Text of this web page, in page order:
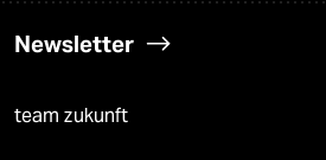
Newsletter
team zukunft